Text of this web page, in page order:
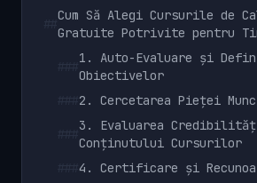
Cum Să Alegi Cursurile de
Gratuite Potrivite pentru
1. Auto-Evaluare și
Obiectivelor
2. Cercetarea Pieței
3. Evaluarea
Conținutului Cursurilor
4. Certificare și